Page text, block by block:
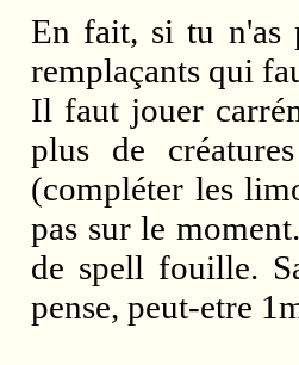
En fait, si tu n'as
remplaçants qui
Il faut jouer
plus de
(compléter les
pas sur le
de spell fouille.
pense, peut-etre